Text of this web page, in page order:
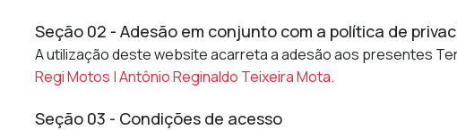
Seção 02 - Adesão em conjunto com a política de
A utilização deste website acarreta a adesão aos presentes
Regi Motos | Antônio Reginaldo Teixeira Mota.
Seção 03 - Condições de acesso